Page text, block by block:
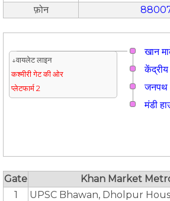
फ़ोन
खान
↓वायलेट लाइन
कश्मीरी गेट की ओर
प्लेटफार्म 2
जनपथ
मंडी
Gate
Khan Market
1
UPSC Bhawan, Dholpur